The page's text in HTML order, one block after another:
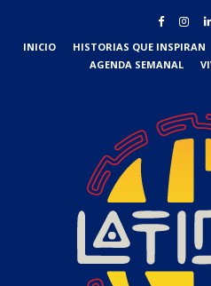
INICIO HISTORIAS QUE INSPIRAN
AGENDA SEMANAL